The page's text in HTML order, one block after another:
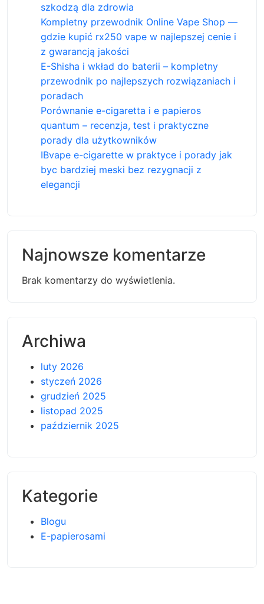
szkodzą dla zdrowia
Kompletny przewodnik Online Vape Shop —
gdzie kupić rx250 vape w najlepszej cenie i
z gwarancją jakości
E-Shisha i wkład do baterii – kompletny
przewodnik po najlepszych rozwiązaniach i
poradach
Porównanie e-cigaretta i e papieros
quantum – recenzja, test i praktyczne
porady dla użytkowników
IBvape e-cigarette w praktyce i porady jak
byc bardziej meski bez rezygnacji z
elegancji
Najnowsze komentarze
Brak komentarzy do wyświetlenia.
Archiwa
luty 2026
styczeń 2026
grudzień 2025
listopad 2025
październik 2025
Kategorie
Blogu
E-papierosami